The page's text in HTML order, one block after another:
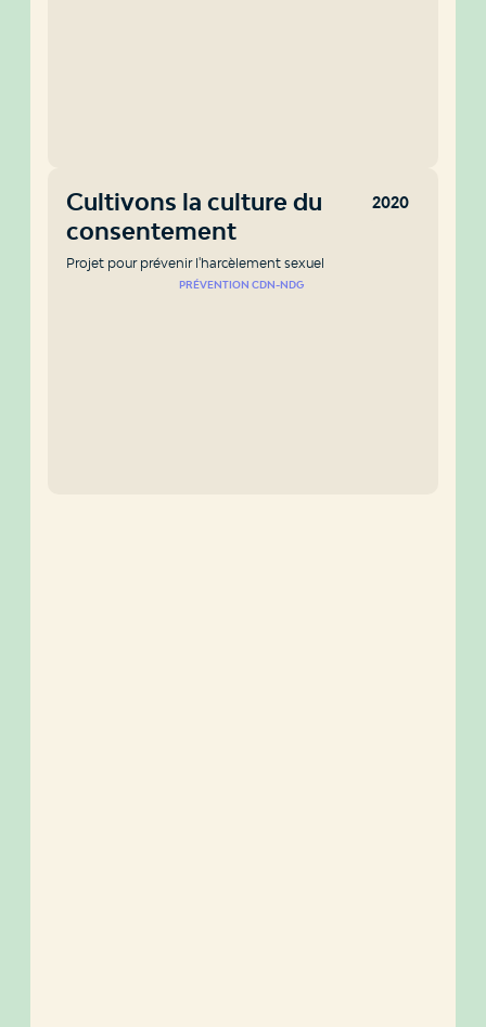
2020
Cultivons la culture du
consentement
Projet pour prévenir l'harcèlement sexuel
PRÉVENTION CDN-NDG